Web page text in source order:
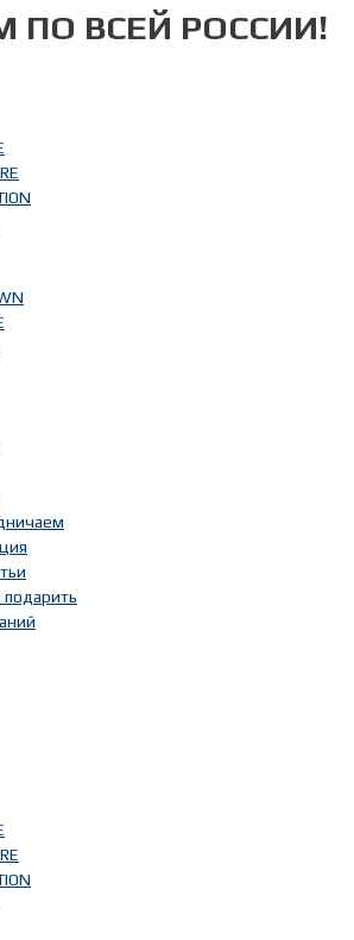
ПО ВСЕЙ РОССИИ!
подарить